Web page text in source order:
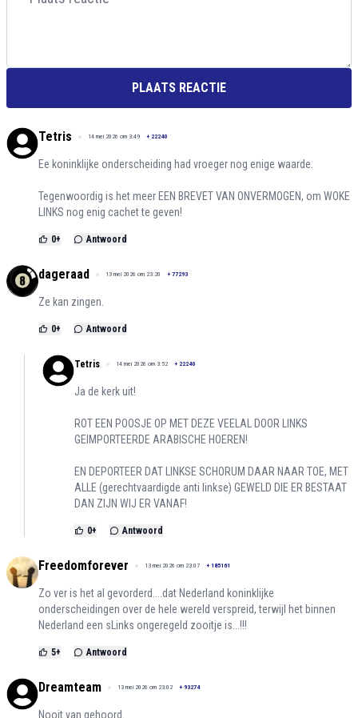
PLAATS REACTIE
Tetris 14 mei 2026 om 3:49 + 22240
Ee koninklijke onderscheiding had vroeger nog enige waarde.
Tegenwoordig is het meer EEN BREVET VAN ONVERMOGEN, om WOKE
LINKS nog enig cachet te geven!
0+ Antwoord
dageraad 13 mei 2026 om 23:20 + 77293
Ze kan zingen.
0+ Antwoord
Tetris 14 mei 2026 om 3:52 + 22240
Ja de kerk uit!
ROT EEN POOSJE OP MET DEZE VEELAL DOOR LINKS
GEIMPORTEERDE ARABISCHE HOEREN!
EN DEPORTEER DAT LINKSE SCHORUM DAAR NAAR TOE, MET
ALLE (gerechtvaardigde anti linkse) GEWELD DIE ER BESTAAT
DAN ZIJN WIJ ER VANAF!
0+ Antwoord
Freedomforever 13 mei 2026 om 23:07 + 185161
Zo ver is het al gevorderd....dat Nederland koninklijke
onderscheidingen over de hele wereld verspreid, terwijl het binnen
Nederland een sLinks ongeregeld zooitje is...!!!
5+ Antwoord
Dreamteam 13 mei 2026 om 23:02 + 93274
Nooit van gehoord.